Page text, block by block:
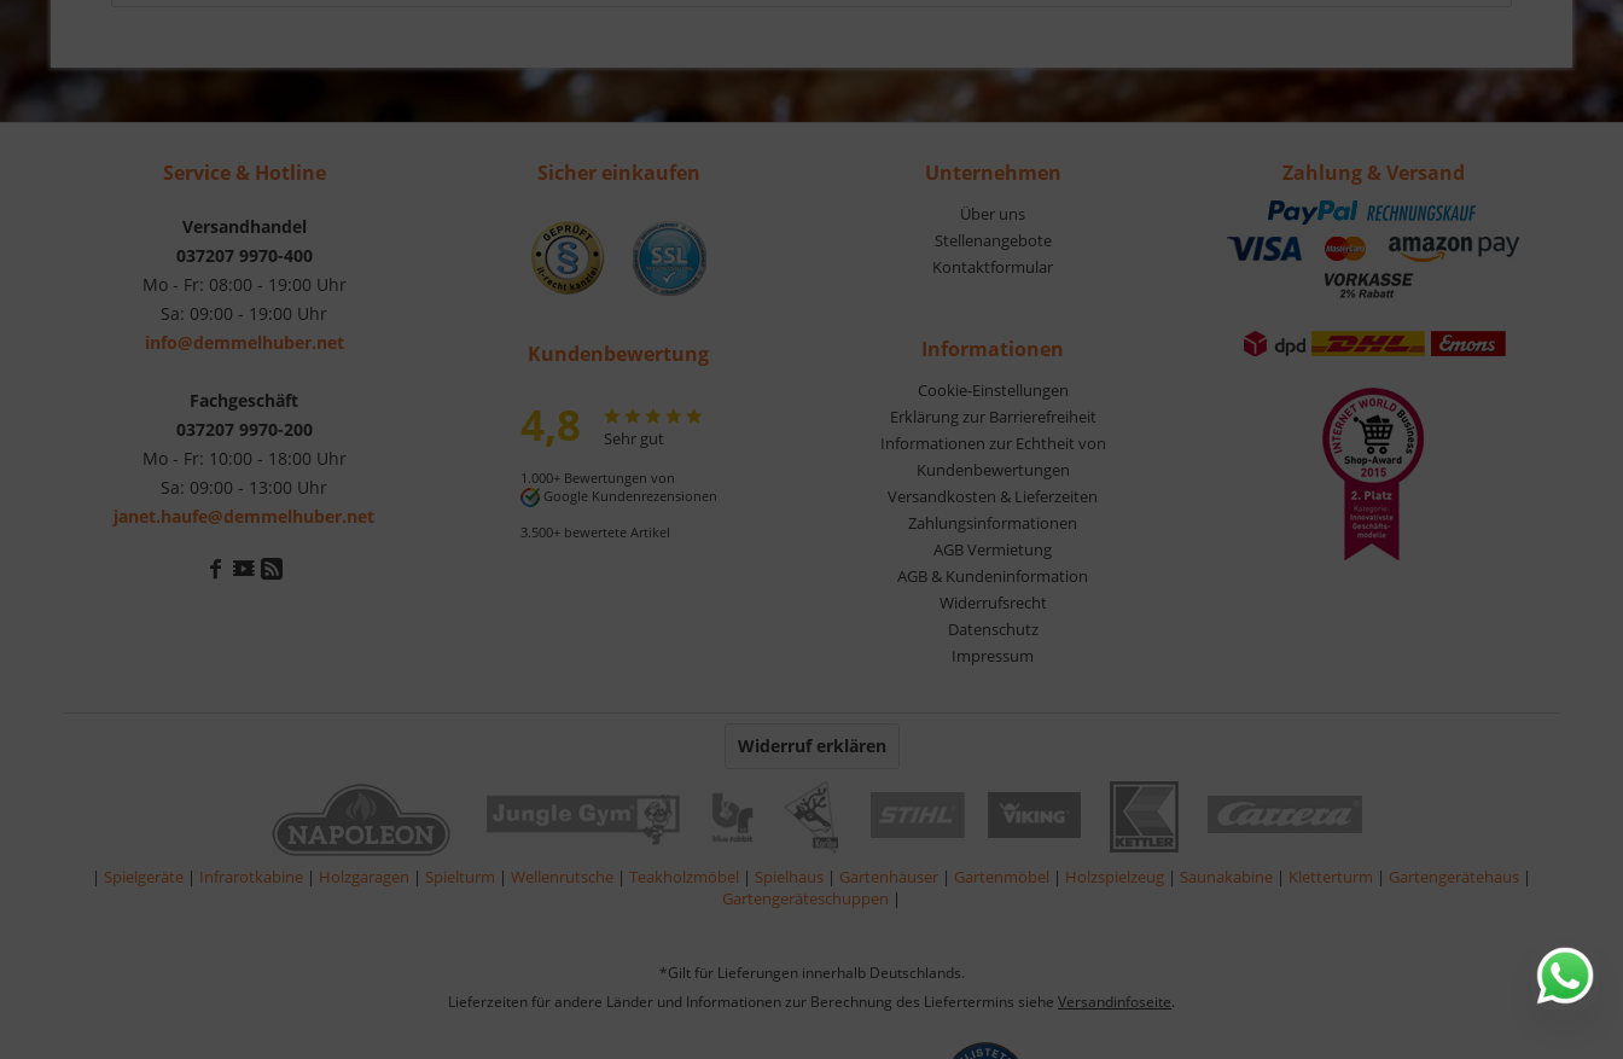
Service & Hotline
Versandhandel
037207 9970-400
Mo - Fr: 08:00 - 19:00 Uhr
Sa: 09:00 - 19:00 Uhr
info@demmelhuber.net
Fachgeschäft
037207 9970-200
Mo - Fr: 10:00 - 18:00 Uhr
Sa: 09:00 - 13:00 Uhr
janet.haufe@demmelhuber.net
Sicher einkaufen
Kundenbewertung
4,8 Sehr gut
1.000+ Bewertungen von
Google Kundenrezensionen
3.500+ bewertete Artikel
Unternehmen
Über uns
Stellenangebote
Kontaktformular
Informationen
Cookie-Einstellungen
Erklärung zur Barrierefreiheit
Informationen zur Echtheit von
Kundenbewertungen
Versandkosten & Lieferzeiten
Zahlungsinformationen
AGB Vermietung
AGB & Kundeninformation
Widerrufsrecht
Datenschutz
Impressum
Zahlung & Versand
Widerruf erklären
| Spielgeräte | Infrarotkabine | Holzgaragen | Spielturm | Wellenrutsche | Teakholzmöbel | Spielhaus | Gartenhäuser | Gartenmöbel | Holzspielzeug | Saunakabine | Kletterturm | Gartengerätehaus |
Gartengeräteschuppen |
*Gilt für Lieferungen innerhalb Deutschlands.
Lieferzeiten für andere Länder und Informationen zur Berechnung des Liefertermins siehe Versandinfoseite.